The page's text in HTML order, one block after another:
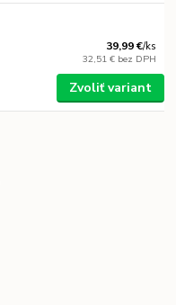
39,99 €/ks
32,51 € bez DPH
Zvoliť variant